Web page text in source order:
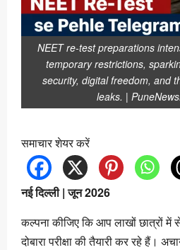
NEET re-test preparations
temporary restrictions,
security, digital freedom, and
leaks. |
समाचार शेयर करें
नई दिल्ली | जून 2026
कल्पना कीजिए कि आप लाखों छात्रों
दोबारा परीक्षा की तैयारी कर रहे हैं।